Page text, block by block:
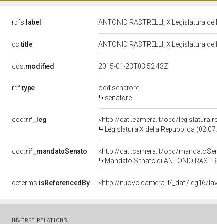
rdfs: label ANTONIO RASTRELLI, X Legislatura
dc:title ANTONIO RASTRELLI, X Legislatura
ods:modified 2015-01-23T03:52:43Z
rdf:type
ocd:senatore
senatore
ocd:rif_leg
<http://dati.camera.it/ocd/
Legislatura X della Repubblica
ocd:rif_mandatoSenato
<http://dati.camera.it/ocd/
Mandato Senato di ANTONIO
dcterms:isReferencedBy
INVERSE RELATIONS